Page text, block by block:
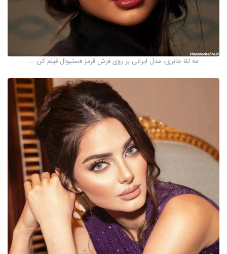
مه لقا جابری، مدل ایرانی بر روی فرش قرمز‌ فستیوال فیلم ‌کن ...